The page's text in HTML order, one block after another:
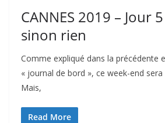
CANNES 2019 – Jour
sinon rien
Comme expliqué dans la précédente
« journal de bord », ce week-end sera
Mais,
Read More